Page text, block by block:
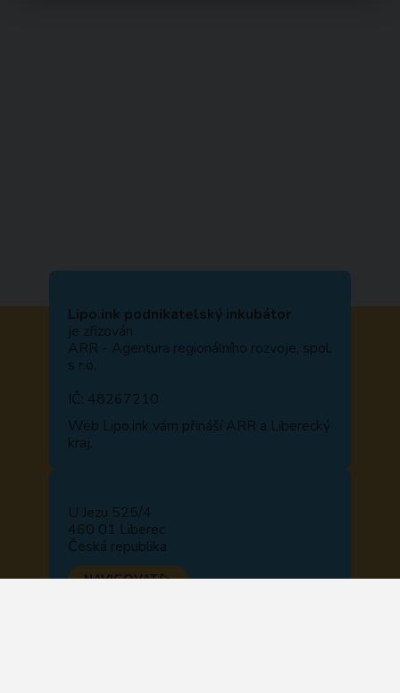
Lipo.ink podnikatelský inkubátor
je zřizován
ARR - Agentura regionálního rozvoje, spol.
s r.o.
IČ: 48267210
Web Lipo.ink vám přináší ARR a Liberecký
kraj.
U Jezu 525/4
460 01 Liberec
Česká republika
NAVIGOVAT